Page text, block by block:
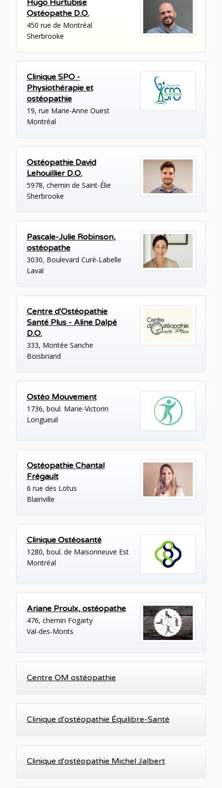
Hugo Hurtubise
Ostéopathe D.O.
450 rue de Montréal
Sherbrooke
Clinique SPO -
Physiothérapie et
ostéopathie
19, rue Marie-Anne Ouest
Montréal
Ostéopathie David
Lehouillier D.O.
5978, chemin de Saint-Élie
Sherbrooke
Pascale-Julie Robinson,
ostéopathe
3030, Boulevard Curé-Labelle
Laval
Centre d'Ostéopathie
Santé Plus - Aline Dalpé
D.O.
333, Montée Sanche
Boisbriand
Ostéo Mouvement
1736, boul. Marie-Victorin
Longueuil
Ostéopathie Chantal
Frégault
6 rue des Lotus
Blainville
Clinique Ostéosanté
1280, boul. de Maisonneuve Est
Montréal
Ariane Proulx, ostéopathe
476, chemin Fogarty
Val-des-Monts
Centre OM ostéopathie
Clinique d'ostéopathie Équilibre-Santé
Clinique d'ostéopathie Michel Jalbert